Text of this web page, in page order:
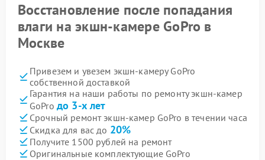
Восстановление после попадания
влаги на экшн-камере GoPro в
Москве
Привезем и увезем экшн-камеру GoPro
собственной доставкой
Гарантия на наши работы по ремонту экшн-камер
GoPro до 3-х лет
Срочный ремонт экшн-камер GoPro в течении часа
Скидка для вас до 20%
Получите 1500 рублей на ремонт
Оригинальные комплектующие GoPro